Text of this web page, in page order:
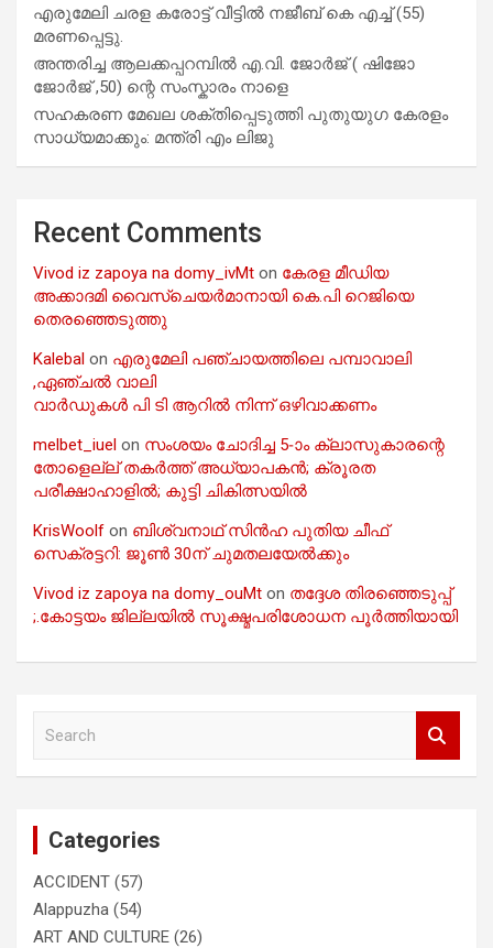
എരുമേലി ചരള കരോട്ട് വീട്ടിൽ നജീബ് കെ എച്ച് (55)
മരണപ്പെട്ടു.
അന്തരിച്ച ആ​ല​ക്ക​പ്പ​റമ്പിൽ​ എ.​വി. ജോ​ർ​ജ് ( ഷിജോ
ജോർജ് ,50) ന്റെ സംസ്കാരം നാളെ
സഹകരണ മേഖല ശക്തിപ്പെടുത്തി പുതുയുഗ കേരളം
സാധ്യമാക്കും: മന്ത്രി എം ലിജു
Recent Comments
Vivod iz zapoya na domy_ivMt on കേരള മീഡിയ
അക്കാദമി വൈസ്ചെയർമാനായി കെ.പി റെജിയെ
തെരഞ്ഞെടുത്തു
Kalebal on എരുമേലി പഞ്ചായത്തിലെ പമ്പാവാലി
,ഏഞ്ചൽ വാലി
വാർഡുകൾ പി ടി ആറിൽ നിന്ന് ഒഴിവാക്കണം
melbet_iuel on സംശയം ചോദിച്ച 5-ാം ക്ലാസുകാരന്റെ
തോളെല്ല് തകർത്ത് അധ്യാപകൻ; ക്രൂരത
പരീക്ഷാഹാളിൽ; കുട്ടി ചികിത്സയിൽ
KrisWoolf on ബിശ്വനാഥ് സിൻഹ പുതിയ ചീഫ്
സെക്രട്ടറി: ജൂൺ 30ന് ചുമതലയേൽക്കും
Vivod iz zapoya na domy_ouMt on തദ്ദേശ തിരഞ്ഞെടുപ്പ്
;.കോട്ടയം ജില്ലയിൽ സൂക്ഷ്മപരിശോധന പൂർത്തിയായി
Categories
ACCIDENT (57)
Alappuzha (54)
ART AND CULTURE (26)